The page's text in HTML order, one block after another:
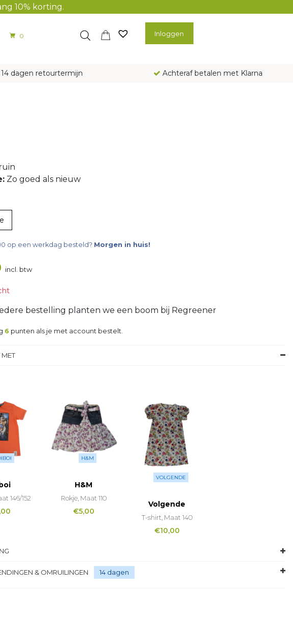
10% korting.
0 Inloggen
14 dagen retourtermijn Achteraf betalen met Klarna
Zo goed als nieuw
op een werkdag besteld? Morgen in huis!
incl. btw
bestelling planten we een boom bij Regreener
6 punten als je met account bestelt.
146/152
H&M
H&M
Rokje, Maat 110
€5,00
VOLGENDE
Volgende
T-shirt, Maat 140
€10,00
& OMRUILINGEN 14 dagen